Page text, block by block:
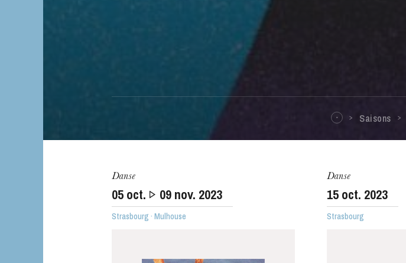
Strasbourg
Saisons
Danse
05oct. 09nov. 2023
Strasbourg · Mulhouse
Danse
15 oct. 2023
Strasbourg